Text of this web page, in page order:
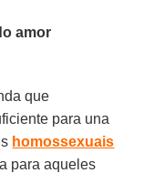
amor
que
para una
homossexuais
para aqueles